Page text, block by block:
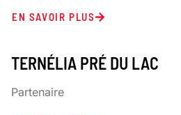
EN SAVOIR PLUS
TERNÉLIA PRÉ DU LAC
Partenaire